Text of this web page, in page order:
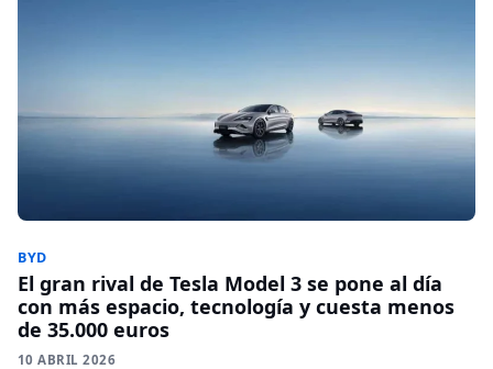
BYD
El gran rival de Tesla Model 3 se pone al día
con más espacio, tecnología y cuesta menos
de 35.000 euros
10 ABRIL 2026